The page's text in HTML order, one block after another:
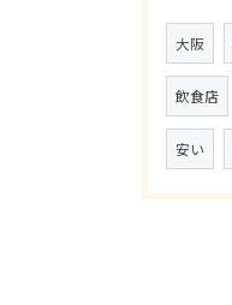
大阪
飲食店
安い